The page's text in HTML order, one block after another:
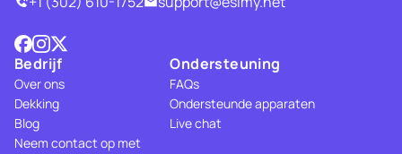
Bedrijf
Over ons
Dekking
Blog
Neem contact op met
Ondersteuning
FAQs
Ondersteunde apparaten
Live chat